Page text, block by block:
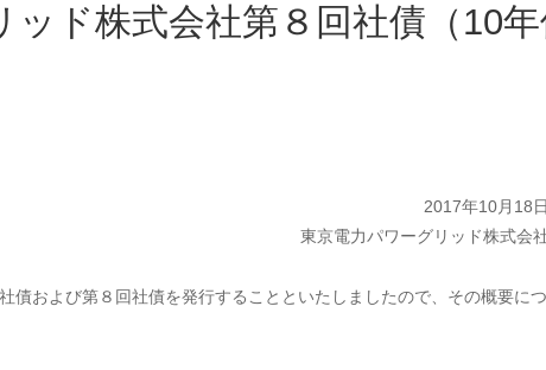
ッド株式会社第８回社債（10
2017年10月18日
東京電力パワーグリッド株式会
および第８回社債を発行することといたしましたので、その概要につ